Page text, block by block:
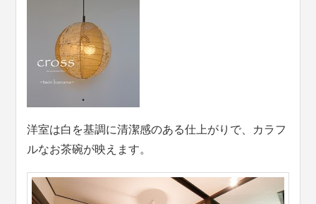
洋室は白を基調に清潔感のある仕上がりで、カラフ
ルなお茶碗が映えます。